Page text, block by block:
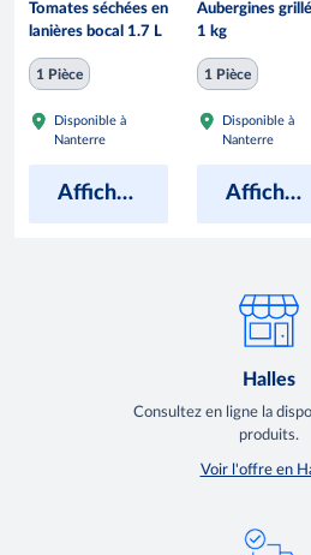
Tomates séchées en
lanières bocal 1.7 L
1 Pièce
Disponible à
Nanterre
Afficher les prix
Aubergines
1 kg
1 Pièce
Disponible à
Nanterre
Afficher les prix
Halles
Consultez en ligne la
produits.
Voir l'offre en